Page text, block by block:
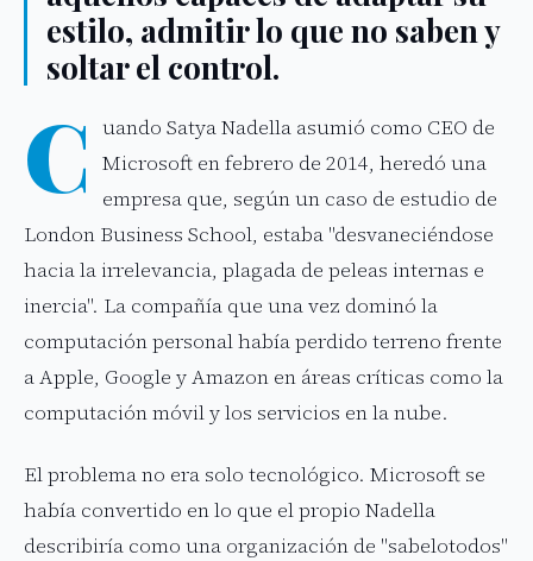
estilo, admitir lo que no saben y
soltar el control.
C uando Satya Nadella asumió como CEO de
Microsoft en febrero de 2014, heredó una
empresa que, según un caso de estudio de
London Business School, estaba "desvaneciéndose
hacia la irrelevancia, plagada de peleas internas e
inercia". La compañía que una vez dominó la
computación personal había perdido terreno frente
a Apple, Google y Amazon en áreas críticas como la
computación móvil y los servicios en la nube.
El problema no era solo tecnológico. Microsoft se
había convertido en lo que el propio Nadella
describiría como una organización de "sabelotodos"